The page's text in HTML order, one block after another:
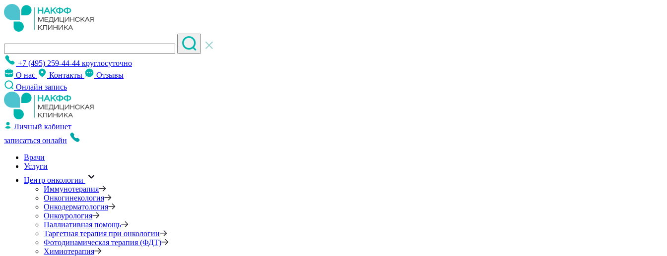
+7 (495) 259-44-44 круглосуточно
О нас
Контакты
Отзывы
Онлайн запись
Личный кабинет
записаться онлайн
Врачи
Услуги
Центр онкологии
Иммунотерапия
Онкогинекология
Онкодерматология
Онкоурология
Паллиативная помощь
Таргетная терапия при онкологии
Фотодинамическая терапия (ФДТ)
Химиотерапия